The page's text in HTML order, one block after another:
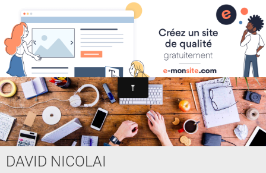
Association Internationale du Jeu de Ficelle
Page d'accueil
Derniers ajouts
DAVID NICOLAI